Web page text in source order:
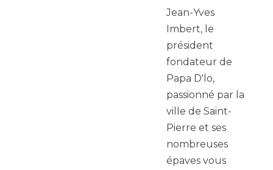
Jean-Yves
Imbert, le
président
fondateur de
Papa D'lo,
passionné par la
ville de Saint-
Pierre et ses
nombreuses
épaves vous